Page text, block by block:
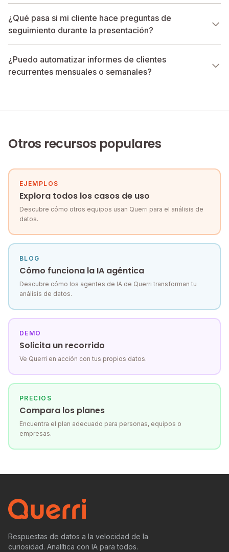
¿Qué pasa si mi cliente hace preguntas de
seguimiento durante la presentación?
¿Puedo automatizar informes de clientes
recurrentes mensuales o semanales?
Otros recursos populares
EJEMPLOS
Explora todos los casos de uso
Descubre cómo otros equipos usan Querri para el análisis de
datos.
BLOG
Cómo funciona la IA agéntica
Descubre cómo los agentes de IA de Querri transforman tu
análisis de datos.
DEMO
Solicita un recorrido
Ve Querri en acción con tus propios datos.
PRECIOS
Compara los planes
Encuentra el plan adecuado para personas, equipos o
empresas.
Respuestas de datos a la velocidad de la
curiosidad. Analítica con IA para todos.